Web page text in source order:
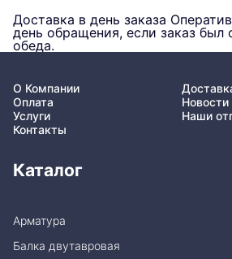
Доставка в день заказа
день обращения, если заказ был
обеда.
О Компании
Оплата
Новости
Услуги
Наши
Контакты
Каталог
Арматура
Балка двутавровая